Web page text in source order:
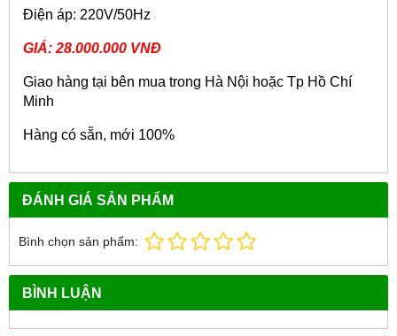
Điện áp: 220V/50Hz
GIÁ: 28.000.000 VNĐ
Giao hàng tại bên mua trong Hà Nội hoặc Tp Hồ Chí
Minh
Hàng có sẵn, mới 100%
ĐÁNH GIÁ SẢN PHẨM
Bình chọn sản phẩm:
BÌNH LUẬN